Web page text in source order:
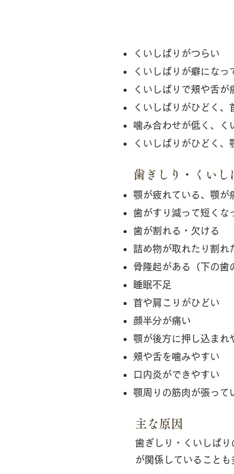
​くいしばりがつらい
くいしばりが癖になっ
くいしばりで頬や舌が
くいしばりがひどく、
噛み合わせが低く、く
くいしばりがひどく、
歯ぎしり・くいし
顎が疲れている、顎が
歯がすり減って短くな
歯が割れる・欠ける
詰め物が取れたり割れ
骨隆起がある（下の歯
睡眠不足
首や肩こりがひどい
顔半分が痛い
顎が後方に押し込まれ
頬や舌を噛みやすい
口内炎ができやすい
顎周りの筋肉が張って
主な原因
歯ぎしり・くいしば
が関係していることも